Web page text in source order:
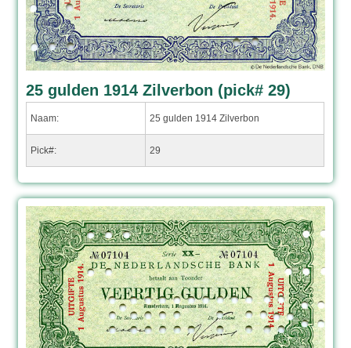
25 gulden 1914 Zilverbon (pick# 29)
Naam: 25 gulden 1914 Zilverbon
Pick#: 29